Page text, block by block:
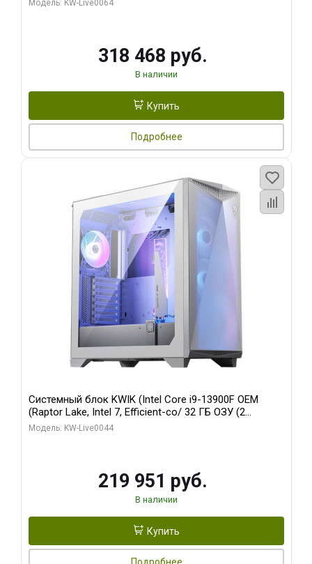
Модель: KW-Live0064
318 468 руб.
В наличии
Купить
Подробнее
Системный блок KWIK (Intel Core i9-13900F OEM
(Raptor Lake, Intel 7, Efficient-co/ 32 ГБ ОЗУ (2
модуля)/ Gigabyte RTX5070Ti AERO OC 16GB GDDR7
Модель: KW-Live0044
219 951 руб.
В наличии
Купить